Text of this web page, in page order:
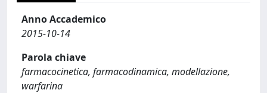
Anno Accademico
2015-10-14
Parola chiave
farmacocinetica, farmacodinamica, modellazione,
warfarina